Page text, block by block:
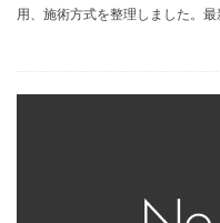
用、施術方式を整理しました。